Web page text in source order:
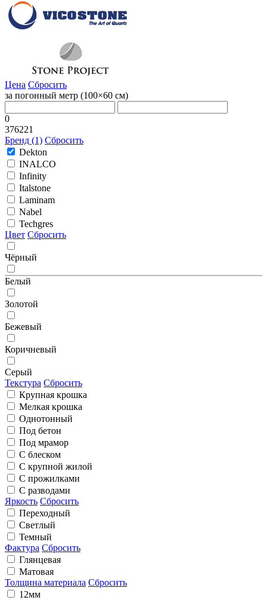
Цена Сбросить
за погонный метр (100×60 cм)
0
376221
Бренд (1) Сбросить
Dekton
INALCO
Infinity
Italstone
Laminam
Nabel
Techgres
Цвет Сбросить
Чёрный
Белый
Золотой
Бежевый
Коричневый
Серый
Текстура Сбросить
Крупная крошка
Мелкая крошка
Однотонный
Под бетон
Под мрамор
С блеском
С крупной жилой
С прожилками
С разводами
Яркость Сбросить
Переходный
Светлый
Темный
Фактура Сбросить
Глянцевая
Матовая
Толщина материала Сбросить
12мм